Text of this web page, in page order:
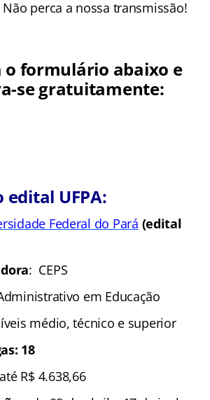
Não perca a nossa transmissão!
o formulário abaixo e
se gratuitamente:
edital UFPA:
Federal do Pará (edital
: CEPS
em Educação
médio, técnico e superior
18
R$ 4.638,66